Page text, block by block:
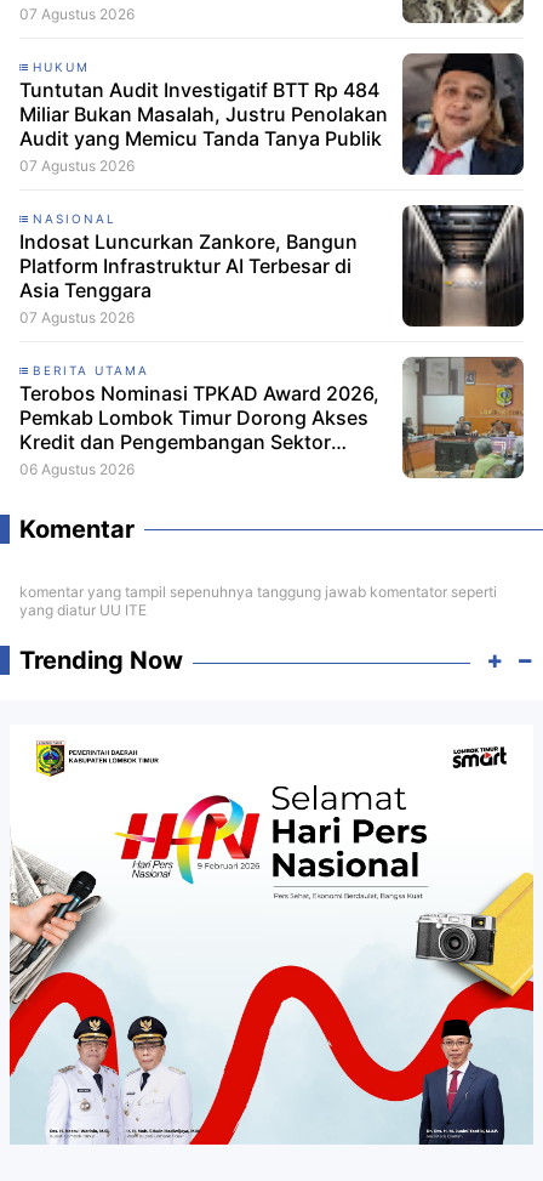
07 Agustus 2026
HUKUM
Tuntutan Audit Investigatif BTT Rp 484
Miliar Bukan Masalah, Justru Penolakan
Audit yang Memicu Tanda Tanya Publik
07 Agustus 2026
NASIONAL
Indosat Luncurkan Zankore, Bangun
Platform Infrastruktur AI Terbesar di
Asia Tenggara
07 Agustus 2026
BERITA UTAMA
Terobos Nominasi TPKAD Award 2026,
Pemkab Lombok Timur Dorong Akses
Kredit dan Pengembangan Sektor
Porang
06 Agustus 2026
Komentar
komentar yang tampil sepenuhnya tanggung jawab komentator seperti
yang diatur UU ITE
Trending Now